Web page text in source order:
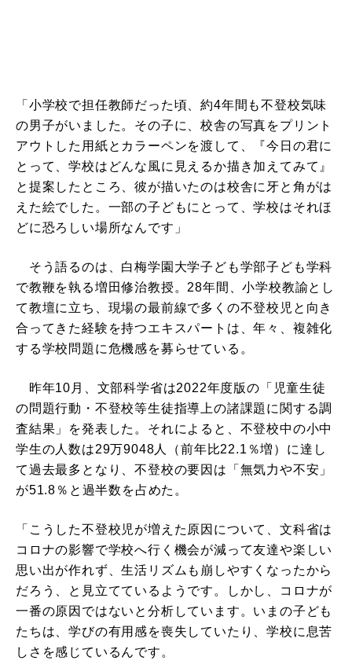
「小学校で担任教師だった頃、約4年間も不登校気味
の男子がいました。その子に、校舎の写真をプリント
アウトした用紙とカラーペンを渡して、『今日の君に
とって、学校はどんな風に見えるか描き加えてみて』
と提案したところ、彼が描いたのは校舎に牙と角がは
えた絵でした。一部の子どもにとって、学校はそれほ
どに恐ろしい場所なんです」
そう語るのは、白梅学園大学子ども学部子ども学科
で教鞭を執る増田修治教授。28年間、小学校教諭とし
て教壇に立ち、現場の最前線で多くの不登校児と向き
合ってきた経験を持つエキスパートは、年々、複雑化
する学校問題に危機感を募らせている。
昨年10月、文部科学省は2022年度版の「児童生徒
の問題行動・不登校等生徒指導上の諸課題に関する調
査結果」を発表した。それによると、不登校中の小中
学生の人数は29万9048人（前年比22.1％増）に達し
て過去最多となり、不登校の要因は「無気力や不安」
が51.8％と過半数を占めた。
「こうした不登校児が増えた原因について、文科省は
コロナの影響で学校へ行く機会が減って友達や楽しい
思い出が作れず、生活リズムも崩しやすくなったから
だろう、と見立てているようです。しかし、コロナが
一番の原因ではないと分析しています。いまの子ども
たちは、学びの有用感を喪失していたり、学校に息苦
しさを感じているんです。